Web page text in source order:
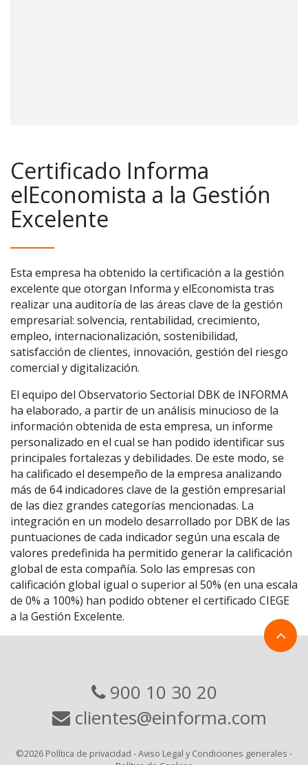
Certificado Informa
elEconomista a la Gestión
Excelente
Esta empresa ha obtenido la certificación a la gestión
excelente que otorgan Informa y elEconomista tras
realizar una auditoría de las áreas clave de la gestión
empresarial: solvencia, rentabilidad, crecimiento,
empleo, internacionalización, sostenibilidad,
satisfacción de clientes, innovación, gestión del riesgo
comercial y digitalización.
El equipo del Observatorio Sectorial DBK de INFORMA
ha elaborado, a partir de un análisis minucioso de la
información obtenida de esta empresa, un informe
personalizado en el cual se han podido identificar sus
principales fortalezas y debilidades. De este modo, se
ha calificado el desempeño de la empresa analizando
más de 64 indicadores clave de la gestión empresarial
de las diez grandes categorías mencionadas. La
integración en un modelo desarrollado por DBK de las
puntuaciones de cada indicador según una escala de
valores predefinida ha permitido generar la calificación
global de esta compañía. Solo las empresas con
calificación global igual o superior al 50% (en una escala
de 0% a 100%) han podido obtener el certificado CIEGE
a la Gestión Excelente.
900 10 30 20
clientes@einforma.com
©2026 Política de privacidad -Aviso Legal y Condiciones generales -